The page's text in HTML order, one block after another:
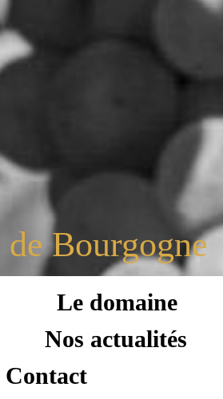
Bourgogne
Le domaine
Nos actualités
Contact